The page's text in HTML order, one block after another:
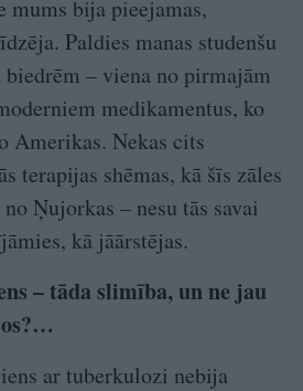
mums bija pieejamas,
Paldies manas studenšu
– viena no pirmajām
medikamentus, ko
Amerikas. Nekas cits
terapijas shēmas, kā šīs zāles
Ņujorkas – nesu tās savai
kā jāārstējas.
– tāda slimība, un ne jau
ar tuberkulozi nebija